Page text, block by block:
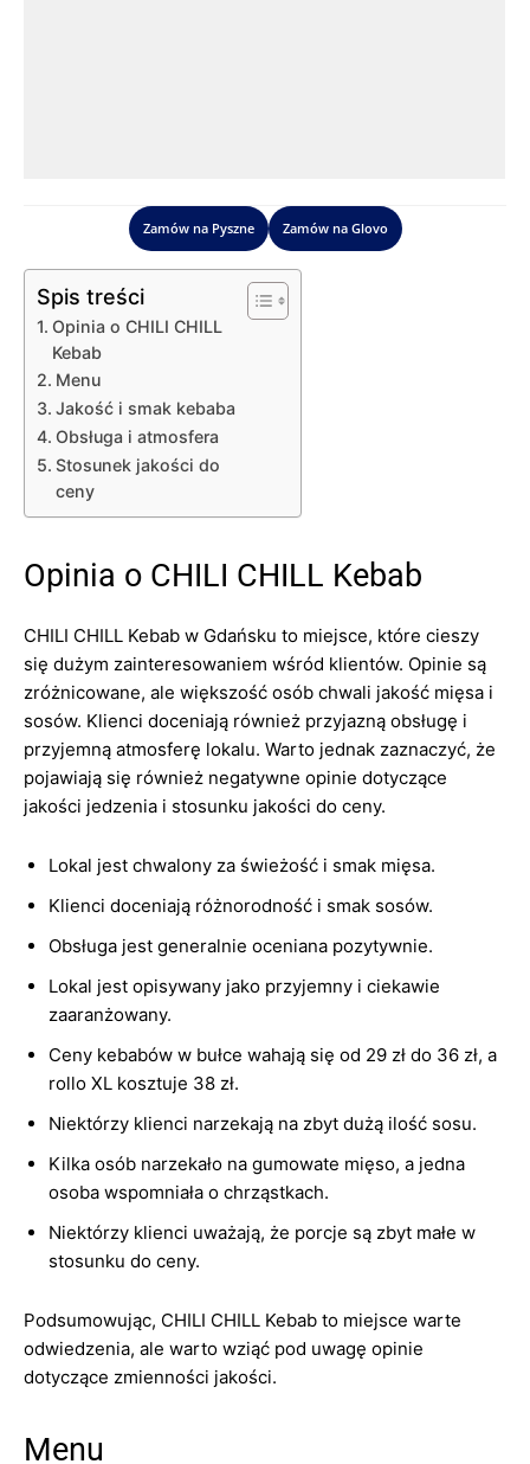
Zamów na Pyszne Zamów na Glovo
Spis treści
Opinia o CHILI CHILL
Kebab
Menu
Jakość i smak kebaba
Obsługa i atmosfera
Stosunek jakości do
ceny
Opinia o CHILI CHILL Kebab
CHILI CHILL Kebab w Gdańsku to miejsce, które cieszy
się dużym zainteresowaniem wśród klientów. Opinie są
zróżnicowane, ale większość osób chwali jakość mięsa i
sosów. Klienci doceniają również przyjazną obsługę i
przyjemną atmosferę lokalu. Warto jednak zaznaczyć, że
pojawiają się również negatywne opinie dotyczące
jakości jedzenia i stosunku jakości do ceny.
Lokal jest chwalony za świeżość i smak mięsa.
Klienci doceniają różnorodność i smak sosów.
Obsługa jest generalnie oceniana pozytywnie.
Lokal jest opisywany jako przyjemny i ciekawie
zaaranżowany.
Ceny kebabów w bułce wahają się od 29 zł do 36 zł, a
rollo XL kosztuje 38 zł.
Niektórzy klienci narzekają na zbyt dużą ilość sosu.
Kilka osób narzekało na gumowate mięso, a jedna
osoba wspomniała o chrząstkach.
Niektórzy klienci uważają, że porcje są zbyt małe w
stosunku do ceny.
Podsumowując, CHILI CHILL Kebab to miejsce warte
odwiedzenia, ale warto wziąć pod uwagę opinie
dotyczące zmienności jakości.
Menu